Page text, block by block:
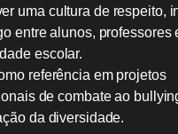
uma cultura de respeito,
entre alunos, professores
escolar.
referência em projetos
de combate ao
da diversidade.